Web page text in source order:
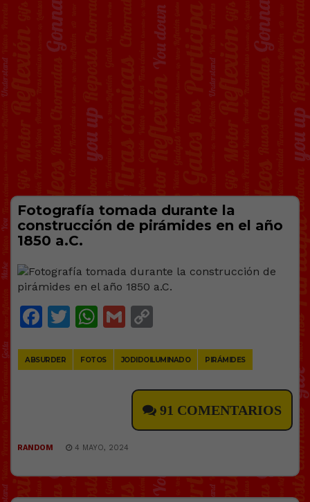
Fotografía tomada durante la
construcción de pirámides en el año
1850 a.C.
Facebook
Twitter
WhatsApp
Gmail
ABSURDER FOTOS JODIDOILUMINADO PIRÁMIDES
91 COMENTARIOS
RANDOM 4 MAYO, 2024